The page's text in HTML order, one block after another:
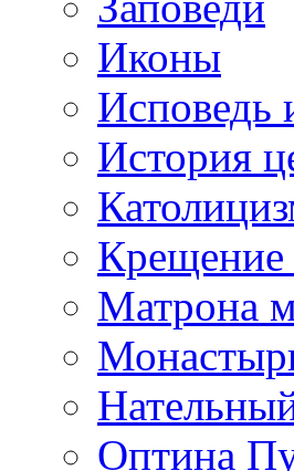
Иконы
Исповедь
История
Крещение
Матрона
Оптина